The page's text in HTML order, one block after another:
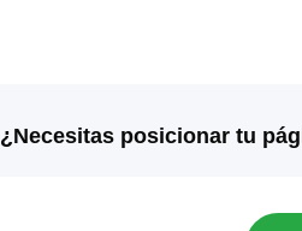
¿Necesitas posicionar tu